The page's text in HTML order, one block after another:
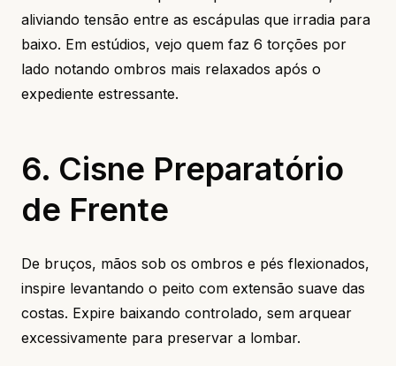
aliviando tensão entre as escápulas que irradia para
baixo. Em estúdios, vejo quem faz 6 torções por
lado notando ombros mais relaxados após o
expediente estressante.
6. Cisne Preparatório
de Frente
De bruços, mãos sob os ombros e pés flexionados,
inspire levantando o peito com extensão suave das
costas. Expire baixando controlado, sem arquear
excessivamente para preservar a lombar.